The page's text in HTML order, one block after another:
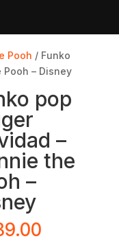
Pooh / Funko
– Disney
pop
–
the
–